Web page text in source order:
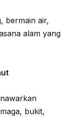
bermain air,
alam yang
bukit,